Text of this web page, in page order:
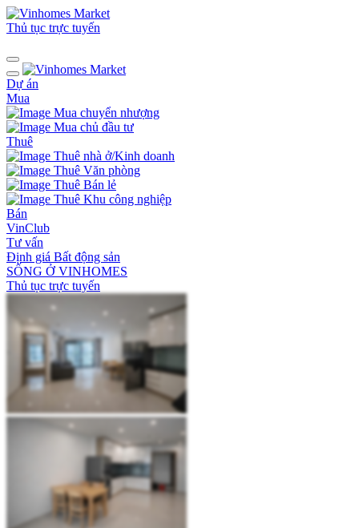
Thủ tục trực tuyến
Dự án
Mua
Mua chuyển nhượng
Mua chủ đầu tư
Thuê
Thuê nhà ở/Kinh doanh
Thuê Văn phòng
Thuê Bán lẻ
Thuê Khu công nghiệp
Bán
VinClub
Tư vấn
Định giá Bất động sản
SỐNG Ở VINHOMES
Thủ tục trực tuyến